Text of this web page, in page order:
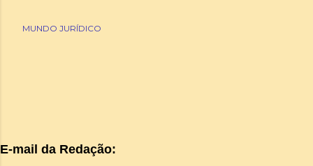
MUNDO JURÍDICO
E-mail da Redação: